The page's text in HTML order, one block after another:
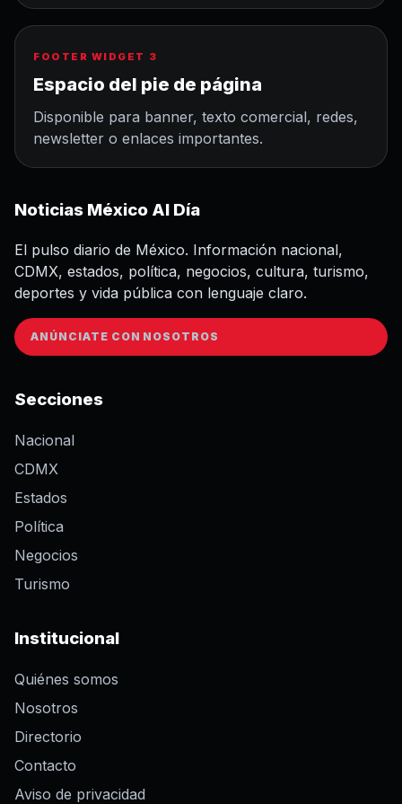
FOOTER WIDGET 3
Espacio del pie de página
Disponible para banner, texto comercial, redes,
newsletter o enlaces importantes.
Noticias México Al Día
El pulso diario de México. Información nacional,
CDMX, estados, política, negocios, cultura, turismo,
deportes y vida pública con lenguaje claro.
ANÚNCIATE CON NOSOTROS
Secciones
Nacional
CDMX
Estados
Política
Negocios
Turismo
Institucional
Quiénes somos
Nosotros
Directorio
Contacto
Aviso de privacidad